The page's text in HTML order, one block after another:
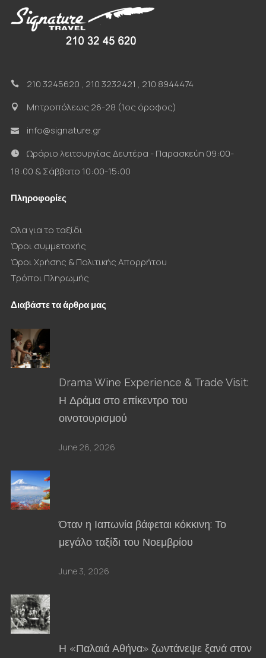
210 3245620 , 210 3232421 , 210 8944474
Μητροπόλεως 26-28 (1ος όροφος)
info@signature.gr
Ωράριο λειτουργίας Δευτέρα - Παρασκεύη 09:00-
18:00 & Σάββατο 10:00-15:00
Πληροφορίες
Ολα για το ταξίδι
Όροι συμμετοχής
Όροι Χρήσης & Πολιτικής Απορρήτου
Τρόποι Πληρωμής
Διαβάστε τα άρθρα μας
Drama Wine Experience & Trade Visit:
Η Δράμα στο επίκεντρο του
οινοτουρισμού
June 26, 2026
Όταν η Ιαπωνία βάφεται κόκκινη: Το
μεγάλο ταξίδι του Νοεμβρίου
June 3, 2026
Η «Παλαιά Αθήνα» ζωντάνεψε ξανά στον